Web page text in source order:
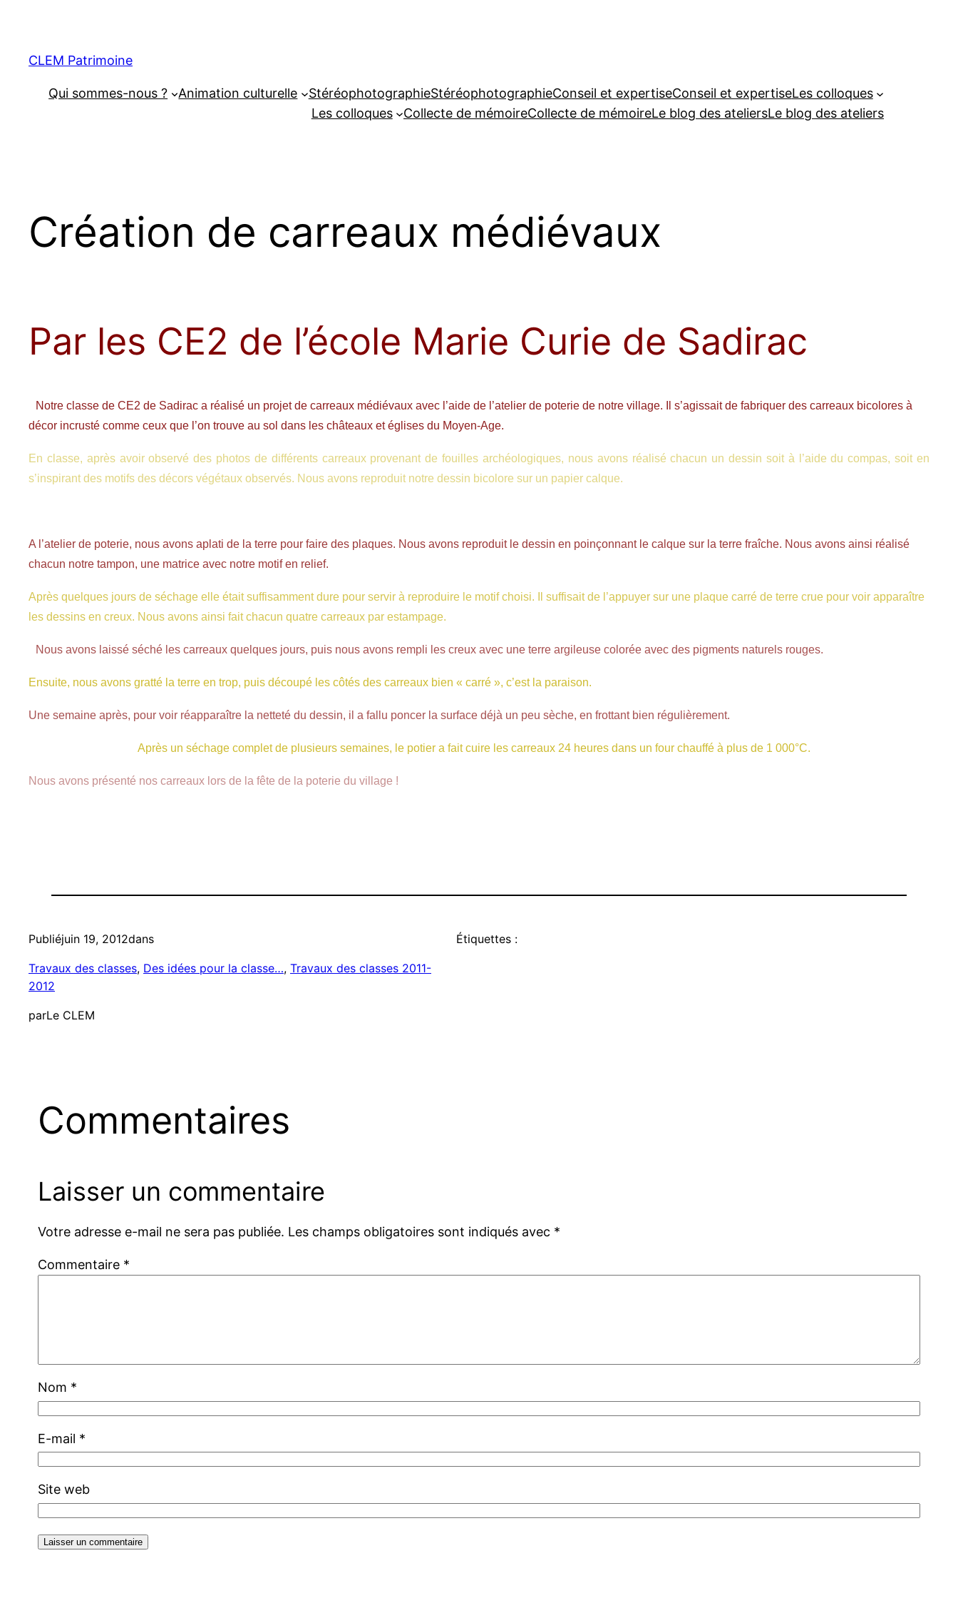
CLEM Patrimoine
Qui sommes-nous ? Animation culturelle StéréophotographieStéréophotographieConseil et expertiseConseil et expertiseLes colloques
Les colloques
Collecte de mémoireCollecte de mémoireLe blog des ateliersLe blog des ateliers
Création de carreaux médiévaux
Par les CE2 de l’école Marie Curie de Sadirac
Notre classe de CE2 de Sadirac a réalisé un projet de carreaux médiévaux avec l’aide de l’atelier de poterie de notre village. Il s’agissait de fabriquer des carreaux bicolores à
décor incrusté comme ceux que l’on trouve au sol dans les châteaux et églises du Moyen-Age.
En classe, après avoir observé des photos de différents carreaux provenant de fouilles archéologiques, nous avons réalisé chacun un dessin soit à l’aide du compas, soit en
s’inspirant des motifs des décors végétaux observés. Nous avons reproduit notre dessin bicolore sur un papier calque.
A l’atelier de poterie, nous avons aplati de la terre pour faire des plaques. Nous avons reproduit le dessin en poinçonnant le calque sur la terre fraîche. Nous avons ainsi réalisé
chacun notre tampon, une matrice avec notre motif en relief.
Après quelques jours de séchage elle était suffisamment dure pour servir à reproduire le motif choisi. Il suffisait de l’appuyer sur une plaque carré de terre crue pour voir apparaître
les dessins en creux. Nous avons ainsi fait chacun quatre carreaux par estampage.
Nous avons laissé séché les carreaux quelques jours, puis nous avons rempli les creux avec une terre argileuse colorée avec des pigments naturels rouges.
Ensuite, nous avons gratté la terre en trop, puis découpé les côtés des carreaux bien « carré », c’est la paraison.
Une semaine après, pour voir réapparaître la netteté du dessin, il a fallu poncer la surface déjà un peu sèche, en frottant bien régulièrement.
Après un séchage complet de plusieurs semaines, le potier a fait cuire les carreaux 24 heures dans un four chauffé à plus de 1 000°C.
Nous avons présenté nos carreaux lors de la fête de la poterie du village !
Publiéjuin 19, 2012dans
Travaux des classes, Des idées pour la classe…, Travaux des classes 2011-
2012
parLe CLEM
Étiquettes :
Commentaires
Laisser un commentaire
Votre adresse e-mail ne sera pas publiée. Les champs obligatoires sont indiqués avec *
Commentaire *
Nom *
E-mail *
Site web